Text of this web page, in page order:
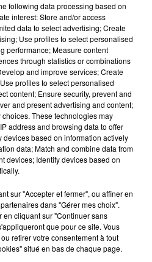
invite Selena Gomez et
sur son nouveau single
invite Charlie Puth pour une
solaire
prendra une pause après
mondiale
following data processing based on
interest: Store and/or access
data to select advertising; Create
Use profiles to select personalised
performance; Measure content
through statistics or combinations
and improve services; Create
profiles to select personalised
content; Ensure security, prevent and
and present advertising and content;
These technologies may
address and browsing data to offer
based on information actively
data; Match and combine data from
devices; Identify devices based on
sur "Accepter et fermer", ou affiner en
dans "Gérer mes choix".
en cliquant sur "Continuer sans
que pour ce site. Vous
retirer votre consentement à tout
situé en bas de chaque page.